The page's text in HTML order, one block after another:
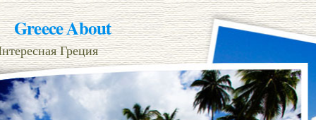
Greece About
Греция